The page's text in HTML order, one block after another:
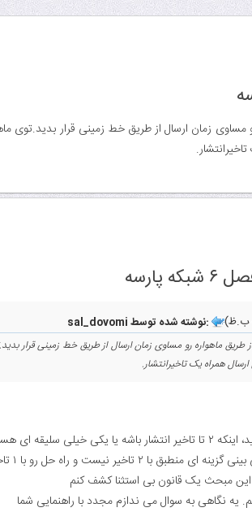
sal_dovomi نوشته شده توسط:
همراه یک تاخیرانتشار.
سلیقه ای هستش انگار
۲ تاخیر نیست و راه حل رو با ۱ تاخیر رفته.
این مبحث یک قانون بی استثنا کشف کنم
یه نگاهی به سوال می ندازم مجدد با راهنمایی شما